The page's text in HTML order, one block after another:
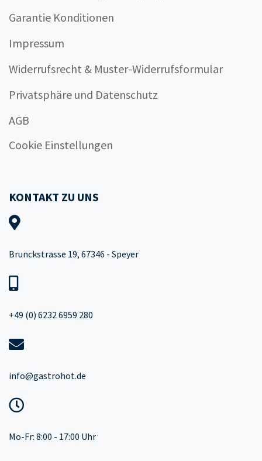
Garantie Konditionen
Impressum
Widerrufsrecht & Muster-Widerrufsformular
Privatsphäre und Datenschutz
AGB
Cookie Einstellungen
KONTAKT ZU UNS
Brunckstrasse 19, 67346 - Speyer
+49 (0) 6232 6959 280
info@gastrohot.de
Mo-Fr: 8:00 - 17:00 Uhr